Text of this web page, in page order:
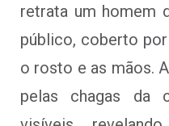
retrata um homem
público, coberto
o rosto e as mãos.
pelas chagas da